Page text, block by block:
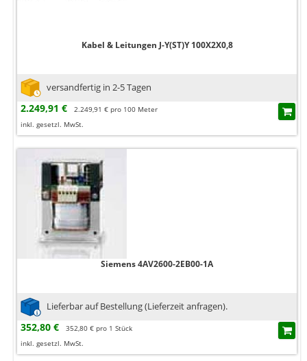
Kabel & Leitungen J-Y(ST)Y 100X2X0,8
versandfertig in 2-5 Tagen
2.249,91 €
2.249,91 € pro 100 Meter
inkl. gesetzl. MwSt.
Siemens 4AV2600-2EB00-1A
Lieferbar auf Bestellung (Lieferzeit anfragen).
352,80 €
352,80 € pro 1 Stück
inkl. gesetzl. MwSt.